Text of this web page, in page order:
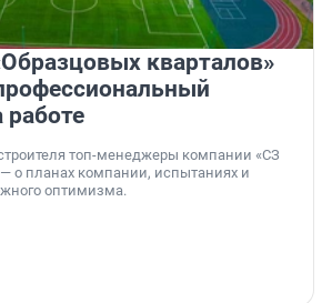
кварталов»
работе
топ-менеджеры компании «СЗ
о планах компании, испытаниях и
оптимизма.